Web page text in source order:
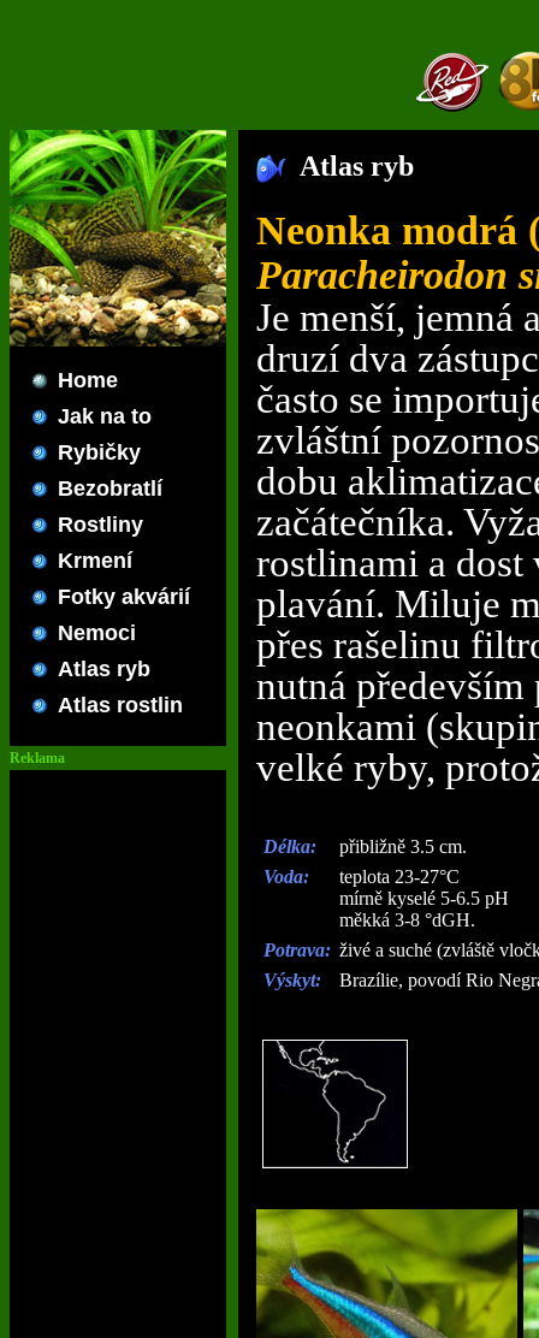
Home
Jak na to
Rybičky
Bezobratlí
Rostliny
Krmení
Fotky akvárií
Nemoci
Atlas ryb
Atlas rostlin
Reklama
Atlas ryb
Neonka modrá
Paracheirodon
Je menší, jemná
druzí dva
často se
zvláštní
dobu
začátečníka.
rostlinami a
plavání. Miluje
přes rašelinu
nutná především
neonkami
velké ryby,
Délka:
přibližně 3.5 cm.
Voda:
teplota 23-27°C
mírně kyselé 5-6.5 pH
měkká 3-8 °dGH.
Potrava: živé a suché (zvláště
Výskyt:
Brazílie, povodí Rio